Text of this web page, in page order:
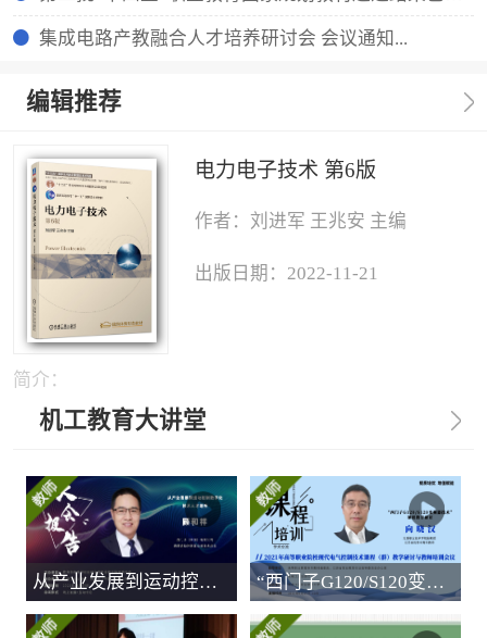
集成电路产教融合人才培养研讨会 会议通知...
编辑推荐
电力电子技术 第6版
作者：刘进军 王兆安 主编
出版日期：2022-11-21
简介：
机工教育大讲堂
从产业发展到运动控制数字化技术人才培养 “西门子G120/S120变频器技术”课程教学研讨